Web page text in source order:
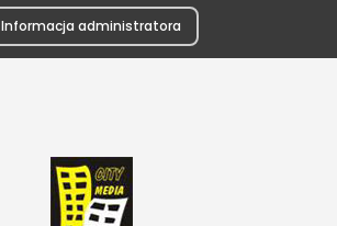
Informacja administratora